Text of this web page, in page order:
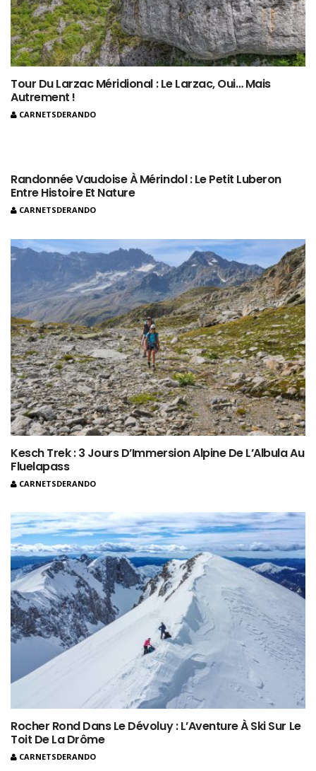
Tour Du Larzac Méridional : Le Larzac, Oui… Mais
Autrement !
CARNETSDERANDO
Randonnée Vaudoise À Mérindol : Le Petit Luberon
Entre Histoire Et Nature
CARNETSDERANDO
Kesch Trek : 3 Jours D’Immersion Alpine De L’Albula Au
Fluelapass
CARNETSDERANDO
Rocher Rond Dans Le Dévoluy : L’Aventure À Ski Sur Le
Toit De La Drôme
CARNETSDERANDO